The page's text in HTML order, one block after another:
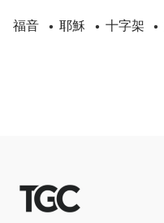
福音 • 耶穌 • 十字架 •